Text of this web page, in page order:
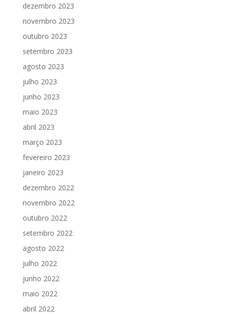
dezembro 2023
novembro 2023
outubro 2023
setembro 2023
agosto 2023
julho 2023
junho 2023
maio 2023
abril 2023
março 2023
fevereiro 2023
janeiro 2023
dezembro 2022
novembro 2022
outubro 2022
setembro 2022
agosto 2022
julho 2022
junho 2022
maio 2022
abril 2022